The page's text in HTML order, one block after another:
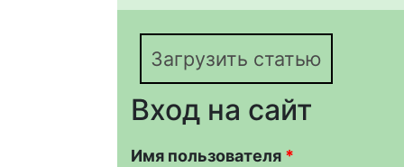
Загрузить статью
Вход на сайт
Имя пользователя *